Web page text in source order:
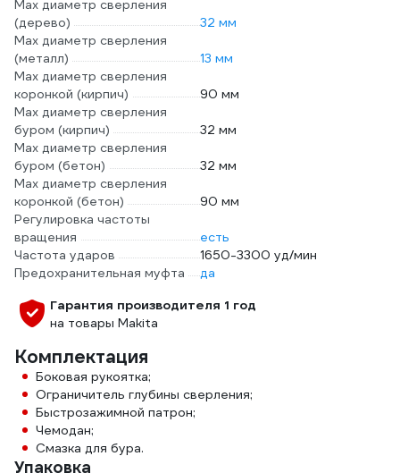
Мах диаметр сверления
(дерево)
32 мм
Max диаметр сверления
(металл)
13 мм
Max диаметр сверления
коронкой (кирпич)
90 мм
Max диаметр сверления
буром (кирпич)
32 мм
Max диаметр сверления
буром (бетон)
32 мм
Max диаметр сверления
коронкой (бетон)
90 мм
Регулировка частоты
вращения
есть
Частота ударов
1650-3300 уд/мин
Предохранительная муфта
да
Гарантия производителя 1 год
на товары Makita
Комплектация
Боковая рукоятка;
Ограничитель глубины сверления;
Быстрозажимной патрон;
Чемодан;
Смазка для бура.
Упаковка